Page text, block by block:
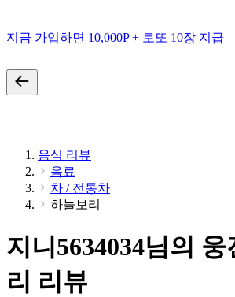
지금 가입하면 10,000P + 로또 10장 지급
음식 리뷰
음료
차 / 전통차
하늘보리
지니5634034님의
리 리뷰